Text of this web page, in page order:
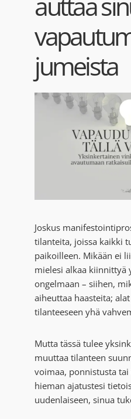
Hennajumeista
Joskus
tilanteita, joissa kaikki
paikoilleen. Mikään ei
mielesi alkaa kiinnittyä
ongelmaan – siihen,
aiheuttaa haasteita;
tilanteeseen yhä
Mutta tässä tulee
muuttaa tilanteen
voimaa, ponnistusta
hieman ajatustesi
uudenlaiseen, sinua